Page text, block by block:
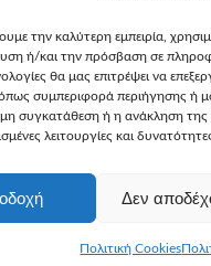
την καλύτερη εμπειρία,
ή/και την πρόσβαση σε
θα μας επιτρέψει να
συμπεριφορά περιήγησης ή
συγκατάθεση ή η ανάκληση της
λειτουργίες και
Δεν
Πολιτική Cookies